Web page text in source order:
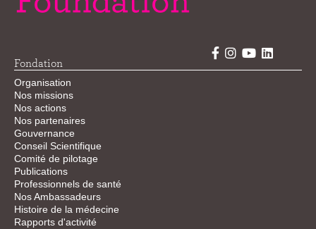
Fondation
Organisation
Nos missions
Nos actions
Nos partenaires
Gouvernance
Conseil Scientifique
Comité de pilotage
Publications
Professionnels de santé
Nos Ambassadeurs
Histoire de la médecine
Rapports d'activité